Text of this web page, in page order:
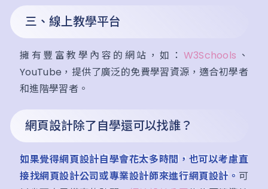
三、線上教學平台
擁有豐富教學內容的網站，如： W3Schools 、
YouTube，提供了廣泛的免費學習資源，適合初學者
和進階學習者。
網頁設計除了自學還可以找誰？
如果覺得網頁設計自學會花太多時間，也可以考慮直
接找網頁設計公司或專業設計師來進行網頁設計。 可